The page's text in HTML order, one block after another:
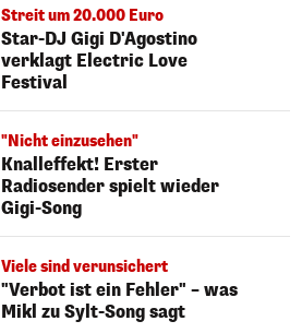
Streit um 20.000 Euro
Star-DJ Gigi D'Agostino
verklagt Electric Love
Festival
"Nicht einzusehen"
Knalleffekt! Erster
Radiosender spielt wieder
Gigi-Song
Viele sind verunsichert
"Verbot ist ein Fehler" – was
Mikl zu Sylt-Song sagt